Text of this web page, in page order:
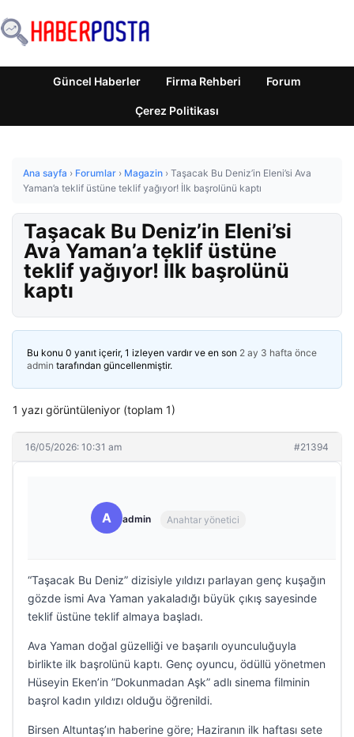
Güncel Haberler Firma Rehberi Forum
Çerez Politikası
Ana sayfa › Forumlar › Magazin › Taşacak Bu Deniz’in Eleni’si Ava
Yaman’a teklif üstüne teklif yağıyor! İlk başrolünü kaptı
Taşacak Bu Deniz’in Eleni’si
Ava Yaman’a teklif üstüne
teklif yağıyor! İlk başrolünü
kaptı
Bu konu 0 yanıt içerir, 1 izleyen vardır ve en son 2 ay 3 hafta önce
admin tarafından güncellenmiştir.
1 yazı görüntüleniyor (toplam 1)
16/05/2026: 10:31 am #21394
A admin Anahtar yönetici
“Taşacak Bu Deniz” dizisiyle yıldızı parlayan genç kuşağın
gözde ismi Ava Yaman yakaladığı büyük çıkış sayesinde
teklif üstüne teklif almaya başladı.
Ava Yaman doğal güzelliği ve başarılı oyunculuğuyla
birlikte ilk başrolünü kaptı. Genç oyuncu, ödüllü yönetmen
Hüseyin Eken’in ”Dokunmadan Aşk” adlı sinema filminin
başrol kadın yıldızı olduğu öğrenildi.
Birsen Altuntaş’ın haberine göre; Haziranın ilk haftası sete